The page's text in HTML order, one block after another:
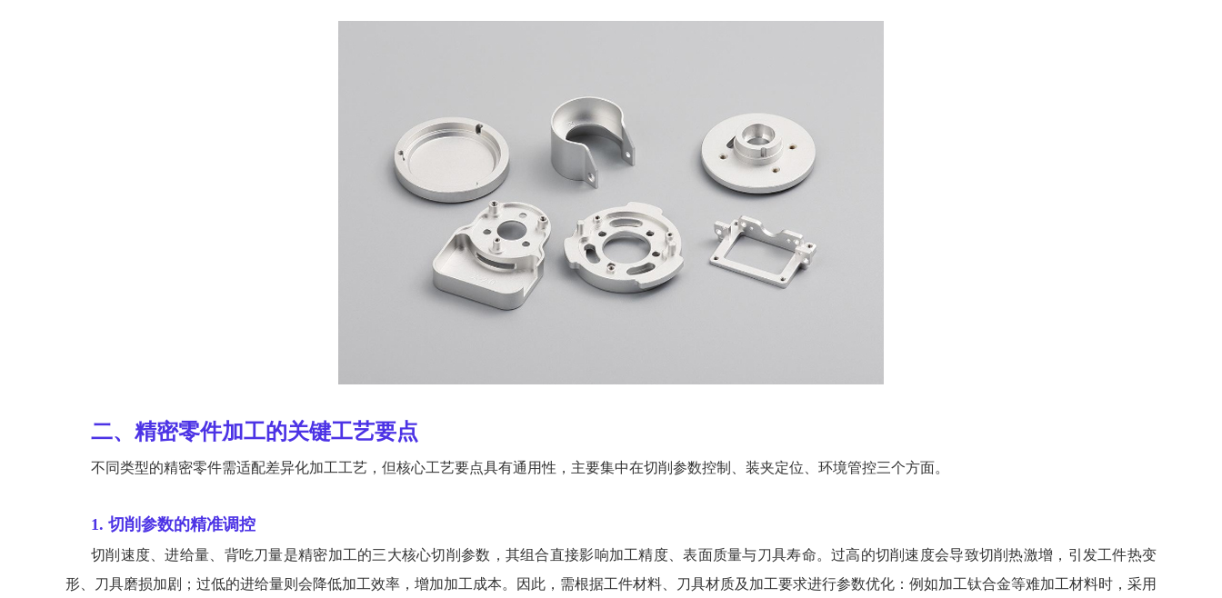
二、精密零件加工的关键工艺要点
不同类型的精密零件需适配差异化加工工艺，但核心工艺要点具有通用性，主要集中在切削参数控制、装夹定位、环境管控三个方面。
1. 切削参数的精准调控
切削速度、进给量、背吃刀量是精密加工的三大核心切削参数，其组合直接影响加工精度、表面质量与刀具寿命。过高的切削速度会导致切削热激增，引发工件热变
形、刀具磨损加剧；过低的进给量则会降低加工效率，增加加工成本。因此，需根据工件材料、刀具材质及加工要求进行参数优化：例如加工钛合金等难加工材料时，采用